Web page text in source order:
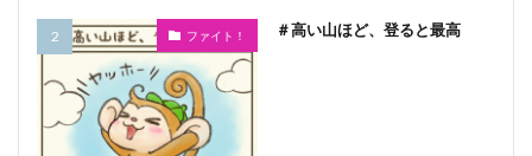
ファイト！ ＃高い山ほど、登ると最高